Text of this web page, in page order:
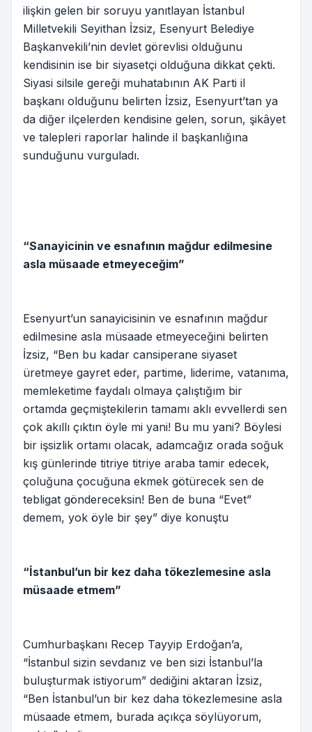
ilişkin gelen bir soruyu yanıtlayan İstanbul
Milletvekili Seyithan İzsiz, Esenyurt Belediye
Başkanvekili’nin devlet görevlisi olduğunu
kendisinin ise bir siyasetçi olduğuna dikkat çekti.
Siyasi silsile gereği muhatabının AK Parti il
başkanı olduğunu belirten İzsiz, Esenyurt’tan ya
da diğer ilçelerden kendisine gelen, sorun, şikâyet
ve talepleri raporlar halinde il başkanlığına
sunduğunu vurguladı.
“Sanayicinin ve esnafının mağdur edilmesine
asla müsaade etmeyeceğim”
Esenyurt’un sanayicisinin ve esnafının mağdur
edilmesine asla müsaade etmeyeceğini belirten
İzsiz, “Ben bu kadar cansiperane siyaset
üretmeye gayret eder, partime, liderime, vatanıma,
memleketime faydalı olmaya çalıştığım bir
ortamda geçmiştekilerin tamamı aklı evvellerdi sen
çok akıllı çıktın öyle mi yani! Bu mu yani? Böylesi
bir işsizlik ortamı olacak, adamcağız orada soğuk
kış günlerinde titriye titriye araba tamir edecek,
çoluğuna çocuğuna ekmek götürecek sen de
tebligat göndereceksin! Ben de buna “Evet”
demem, yok öyle bir şey” diye konuştu
“İstanbul’un bir kez daha tökezlemesine asla
müsaade etmem”
Cumhurbaşkanı Recep Tayyip Erdoğan’a,
“İstanbul sizin sevdanız ve ben sizi İstanbul’la
buluşturmak istiyorum” dediğini aktaran İzsiz,
“Ben İstanbul’un bir kez daha tökezlemesine asla
müsaade etmem, burada açıkça söylüyorum,